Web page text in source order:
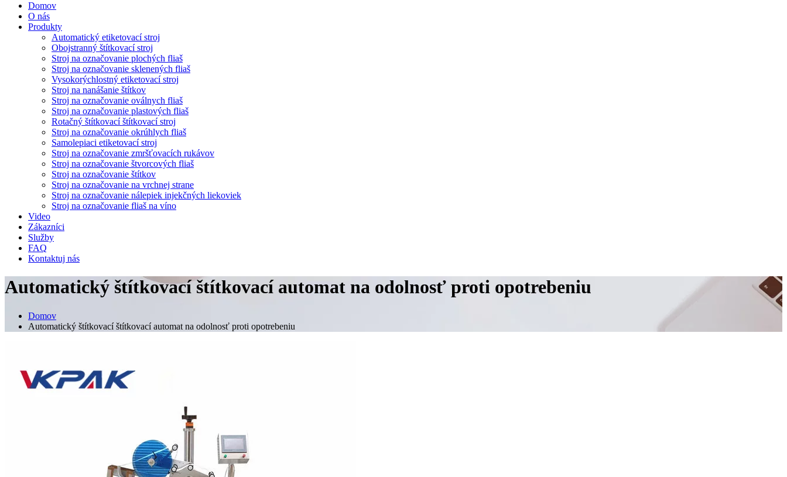
Domov
O nás
Produkty
Automatický etiketovací stroj
Obojstranný štítkovací stroj
Stroj na označovanie plochých fliaš
Stroj na označovanie sklenených fliaš
Vysokorýchlostný etiketovací stroj
Stroj na nanášanie štítkov
Stroj na označovanie oválnych fliaš
Stroj na označovanie plastových fliaš
Rotačný štítkovací štítkovací stroj
Stroj na označovanie okrúhlych fliaš
Samolepiaci etiketovací stroj
Stroj na označovanie zmršťovacích rukávov
Stroj na označovanie štvorcových fliaš
Stroj na označovanie štítkov
Stroj na označovanie na vrchnej strane
Stroj na označovanie nálepiek injekčných liekoviek
Stroj na označovanie fliaš na víno
Video
Zákazníci
Služby
FAQ
Kontaktuj nás
Automatický štítkovací štítkovací automat na odolnosť proti opotrebeniu
Domov
Automatický štítkovací štítkovací automat na odolnosť proti opotrebeniu